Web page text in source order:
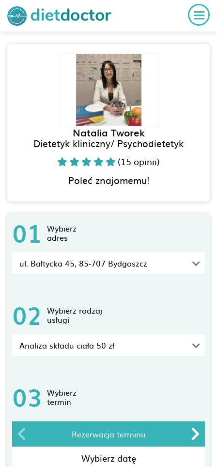
Natalia Tworek
Dietetyk kliniczny/ Psychodietetyk
(15 opinii)
Poleć znajomemu!
01 Wybierz
adres
ul. Bałtycka 45, 85-707 Bydgoszcz
02 Wybierz rodzaj
usługi
Analiza składu ciała 50 zł
03 Wybierz
termin
Rezerwacja terminu
Wybierz datę